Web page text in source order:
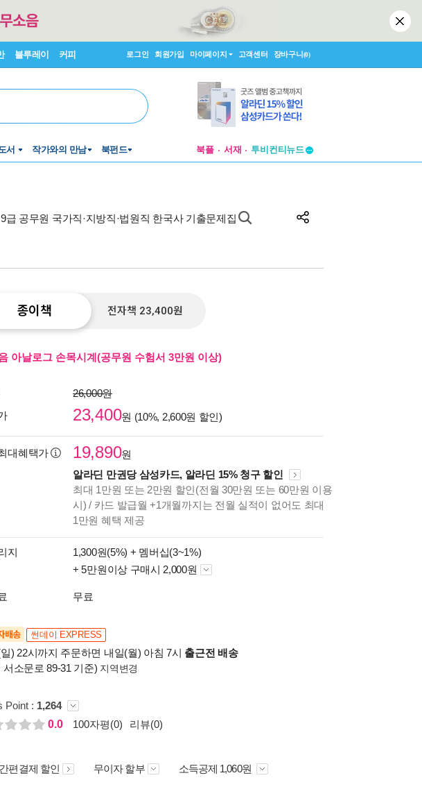
블루레이 커피 로그인 회원가입 마이페이지 고객센터 장바구니(0)
서 작가와의 만남 북펀드 북플 서재
창작플랫폼
급 공무원 국가직·지방직·법원직 한국사 기출문제집
종이책 전자책 23,400원
아날로그 손목시계(공무원 수험서 3만원 이상)
26,000원
23,400원 (10%, 2,600원 할인)
대혜택가 19,890원
알라딘 만권당 삼성카드, 알라딘 15% 청구 할인
최대 1만원 또는 2만원 할인(전월 30만원 또는 60만원 이용
시) / 카드 발급월 +1개월까지는 전월 실적이 없어도 최대
1만원 혜택 제공
지 1,300원(5%) + 멤버십(3~1%)
+ 5만원이상 구매시 2,000원
무료
배송 썬데이 EXPRESS
) 22시까지 주문하면 내일(월) 아침 7시 출근전 배송
서소문로 89-31 기준) 지역변경
Point : 1,264
0.0
100자평(0) 리뷰(0)
편결제 할인 무이자 할부 소득공제 1,060원